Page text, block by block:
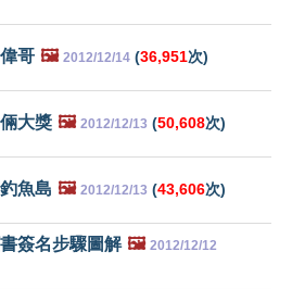
哥 🖼️ 2012/12/14 (36,951次)
大獎 🖼️ 2012/12/13 (50,608次)
魚島 🖼️ 2012/12/13 (43,606次)
簽名步驟圖解 🖼️ 2012/12/12